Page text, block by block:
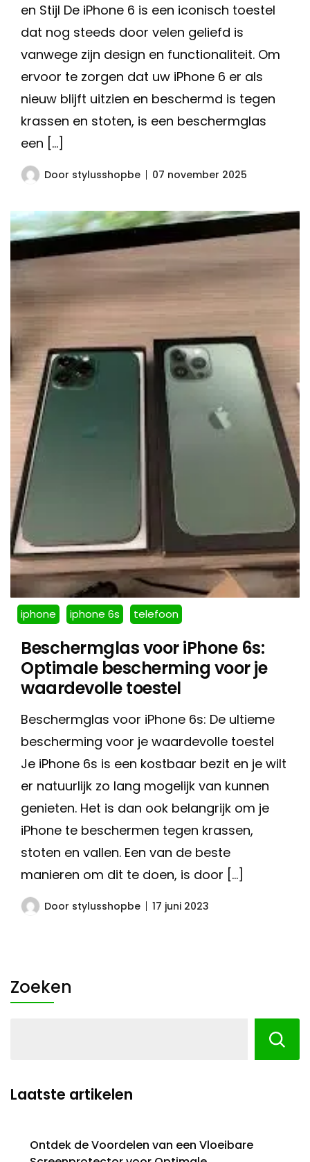
en Stijl De iPhone 6 is een iconisch toestel
dat nog steeds door velen geliefd is
vanwege zijn design en functionaliteit. Om
ervoor te zorgen dat uw iPhone 6 er als
nieuw blijft uitzien en beschermd is tegen
krassen en stoten, is een beschermglas
een […]
Door stylusshopbe 07 november 2025
iphone iphone 6s telefoon
Beschermglas voor iPhone 6s:
Optimale bescherming voor je
waardevolle toestel
Beschermglas voor iPhone 6s: De ultieme
bescherming voor je waardevolle toestel
Je iPhone 6s is een kostbaar bezit en je wilt
er natuurlijk zo lang mogelijk van kunnen
genieten. Het is dan ook belangrijk om je
iPhone te beschermen tegen krassen,
stoten en vallen. Een van de beste
manieren om dit te doen, is door […]
Door stylusshopbe 17 juni 2023
Zoeken
Laatste artikelen
Ontdek de Voordelen van een Vloeibare